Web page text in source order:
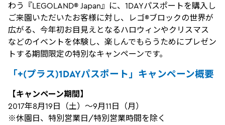
わう『LEGOLAND® Japan』に、1DAYパスポートを購入し
ご来園いただいたお客様に対し、レゴ®ブロックの世界が
広がる、今年初お目見えとなるハロウィンやクリスマス
などのイベントを体験し、楽しんでもらうためにプレゼン
トする期間限定の特別なキャンペーンです。
「+(プラス)1DAYパスポート」キャンペーン概要
【キャンペーン期間】
2017年8月19日（土）～9月11日（月）
※休園日、特別営業日/特別営業時間を除く